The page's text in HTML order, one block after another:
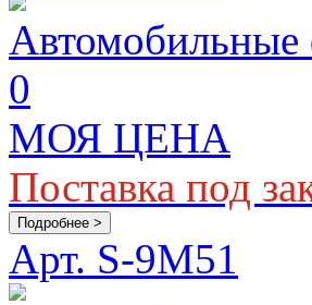
0
МОЯ ЦЕНА
Поставка под
Подробнее >
Арт. S-9M51